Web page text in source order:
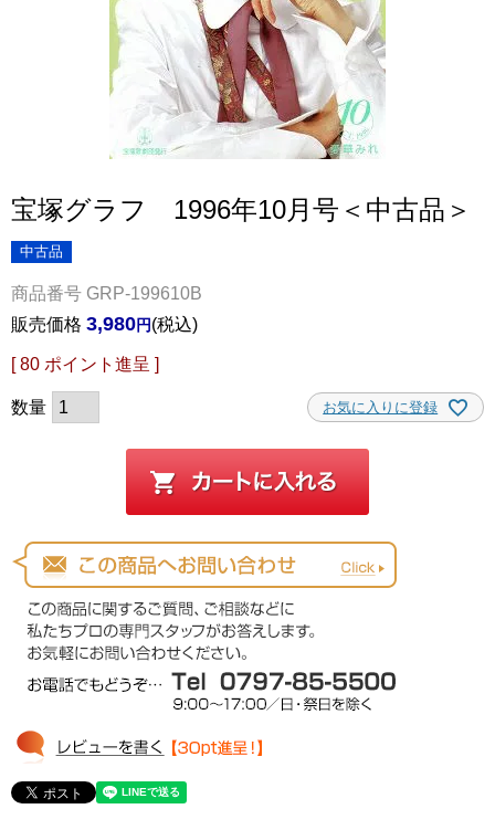
宝塚グラフ 1996年10月号＜中古品＞
中古品
商品番号 GRP-199610B
販売価格 3,980 税込
[ 80 ポイント進呈 ]
お気に入りに登録